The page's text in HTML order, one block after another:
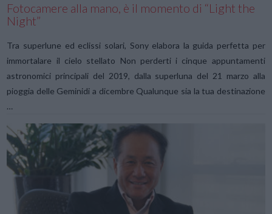
Fotocamere alla mano, è il momento di “Light the
Night”
Tra superlune ed eclissi solari, Sony elabora la guida perfetta per
immortalare il cielo stellato Non perderti i cinque appuntamenti
astronomici principali del 2019, dalla superluna del 21 marzo alla
pioggia delle Geminidi a dicembre Qualunque sia la tua destinazione
…